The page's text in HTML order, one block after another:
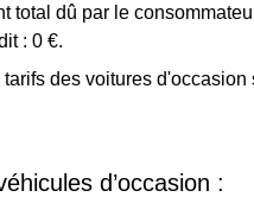
total dû par le
: 0 €.
des voitures
d’occasion :